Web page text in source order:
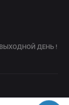
ВЫХОДНОЙ ДЕНЬ !